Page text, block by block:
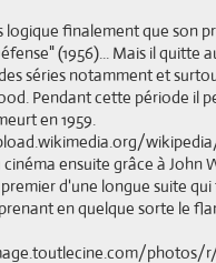
logique finalement que son
(1956)... Mais il quitte
séries notamment et
Pendant cette période il
en 1959.
ensuite grâce à John
premier d'une longue suite
en quelque sorte le